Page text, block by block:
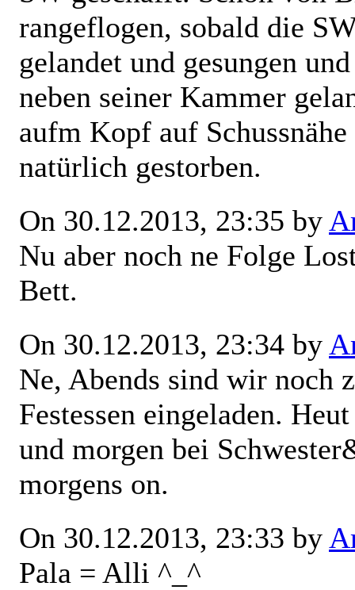
rangeflogen, sobald die
gelandet und gesungen
neben seiner Kammer
aufm Kopf auf
natürlich gestorben.
On 30.12.2013, 23:35 by
Nu aber noch ne Folge
Bett.
On 30.12.2013, 23:34 by
Ne, Abends sind wir noch
Festessen eingeladen.
und morgen bei
morgens on.
On 30.12.2013, 23:33 by
Pala = Alli ^_^